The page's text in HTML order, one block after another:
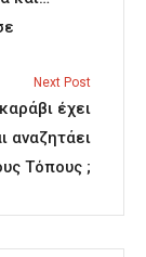
Next Post
έχει
αναζητάει
Τόπους ;